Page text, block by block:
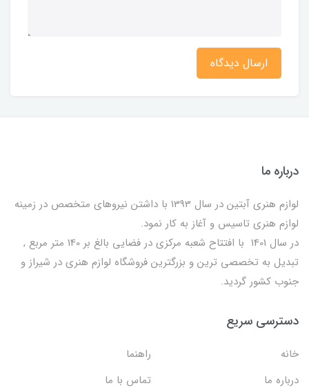
ارسال دیدگاه
درباره ما
لوازم هنری آبتین در سال 1393 با داشتن نیروهای متخصص در زمینه
لوازم هنری تاسیس و آغاز به کار نمود.
در سال 1401 با افتتاح شعبه مرکزی در فضایی بالغ بر 140 متر مربع ,
تبدیل به تخصصی ترین و بزرگترین فروشگاه لوازم هنری در شیراز و
جنوب کشور گردید.
دسترسی سریع
خانه
راهنما
درباره ما
تماس با ما